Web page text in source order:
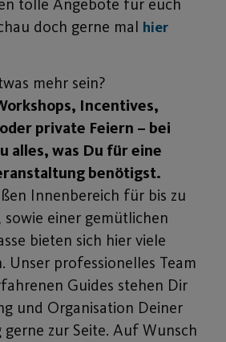
doch gerne mal hier
mehr sein?
Incentives,
private Feiern – bei
alles, was Du für eine
benötigst.
Innenbereich für bis zu
sowie einer gemütlichen
bieten sich hier viele
Unser professionelles Team
Guides stehen Dir
und Organisation Deiner
zur Seite. Auf Wunsch